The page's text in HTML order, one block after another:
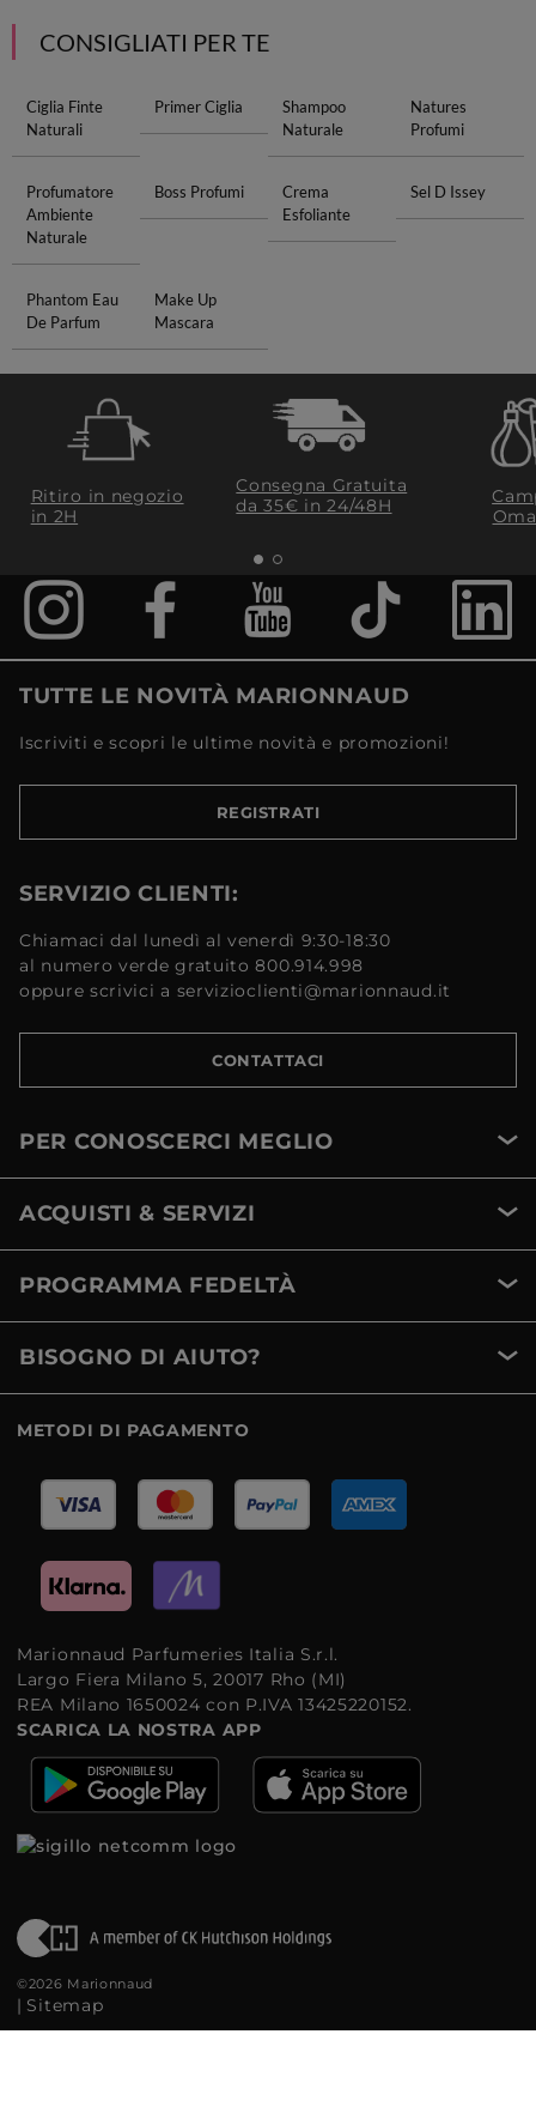
CONSIGLIATI PER TE
Ciglia Finte
Naturali
Primer Ciglia
Shampoo
Naturale
Natures
Profumi
Profumatore
Ambiente
Naturale
Boss Profumi
Crema
Esfoliante
Sel D Issey
Phantom Eau
De Parfum
Make Up
Mascara
Ritiro in negozio
in 2H
Consegna Gratuita
da 35€​ in 24/48H
TUTTE LE NOVITÀ MARIONNAUD
Iscriviti e scopri le ultime novità e promozioni!
REGISTRATI
SERVIZIO CLIENTI:
Chiamaci dal lunedì al venerdì 9:30-18:30
al numero verde gratuito 800.914.998
oppure scrivici a servizioclienti@marionnaud.it
CONTATTACI
PER CONOSCERCI MEGLIO
ACQUISTI & SERVIZI
PROGRAMMA FEDELTÀ
BISOGNO DI AIUTO?
METODI DI PAGAMENTO
Marionnaud Parfumeries Italia S.r.l.
Largo Fiera Milano 5, 20017 Rho (MI)
REA Milano 1650024 con P.IVA 13425220152.
SCARICA LA NOSTRA APP
©2026 Marionnaud
| Sitemap